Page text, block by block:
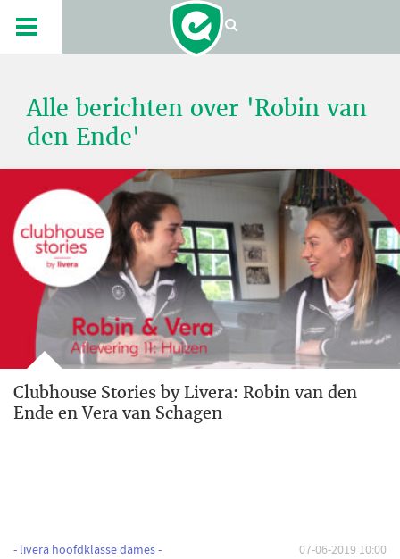
Alle berichten over 'Robin van
den Ende'
Clubhouse Stories by Livera: Robin van den
Ende en Vera van Schagen
- livera hoofdklasse dames - 07-06-2019 10:00